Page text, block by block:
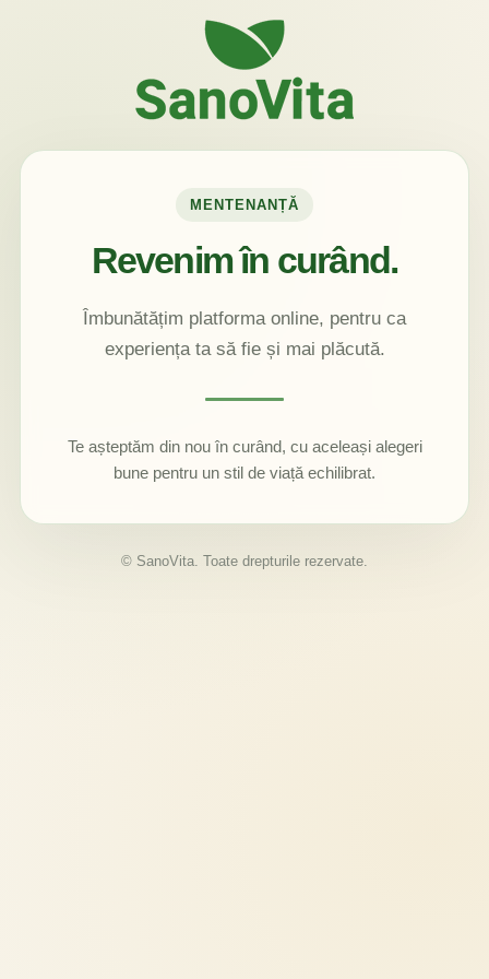
MENTENANȚĂ
Revenim în curând.
Îmbunătățim platforma online, pentru ca
experiența ta să fie și mai plăcută.
Te așteptăm din nou în curând, cu aceleași alegeri
bune pentru un stil de viață echilibrat.
© SanoVita. Toate drepturile rezervate.